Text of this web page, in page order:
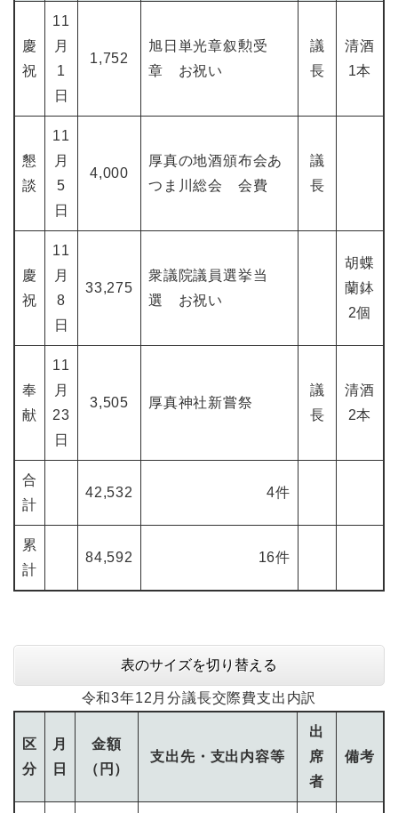
慶
祝
11
月
1
日
1,752
旭日単光章叙勲受
章 お祝い
議
長
清酒
1本
懇
談
11
月
5
日
4,000
厚真の地酒頒布会あ
つま川総会 会費
議
長
慶
祝
11
月
8
日
33,275
衆議院議員選挙当
選 お祝い
胡蝶
蘭鉢
2個
奉
献
11
月
23
日
3,505 厚真神社新嘗祭
議
長
清酒
2本
合
計
42,532 4件
累
計
84,592 16件
表のサイズを切り替える
令和3年12月分議長交際費支出内訳
区
分
月
日
金額
（円）
支出先・支出内容等
出
席
者
備考